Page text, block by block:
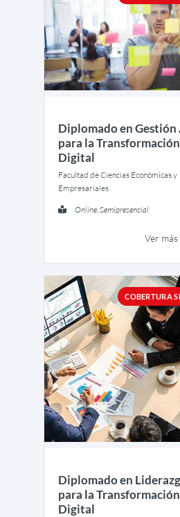
Diplomado en Gestión
para la Transformación
Digital
Facultad de Ciencias Económicas y
Empresariales
Online, Semipresencial
Ver más
COBERTURA
Diplomado en
para la Transformación
Digital